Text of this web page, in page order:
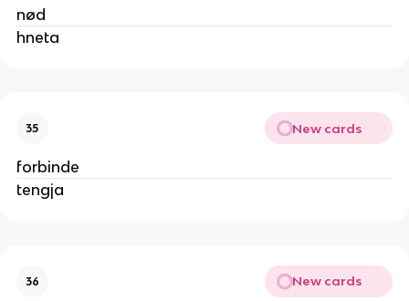
nød
hneta
35 New cards
forbinde
tengja
36 New cards